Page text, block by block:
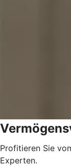
Profitieren Sie
Experten.